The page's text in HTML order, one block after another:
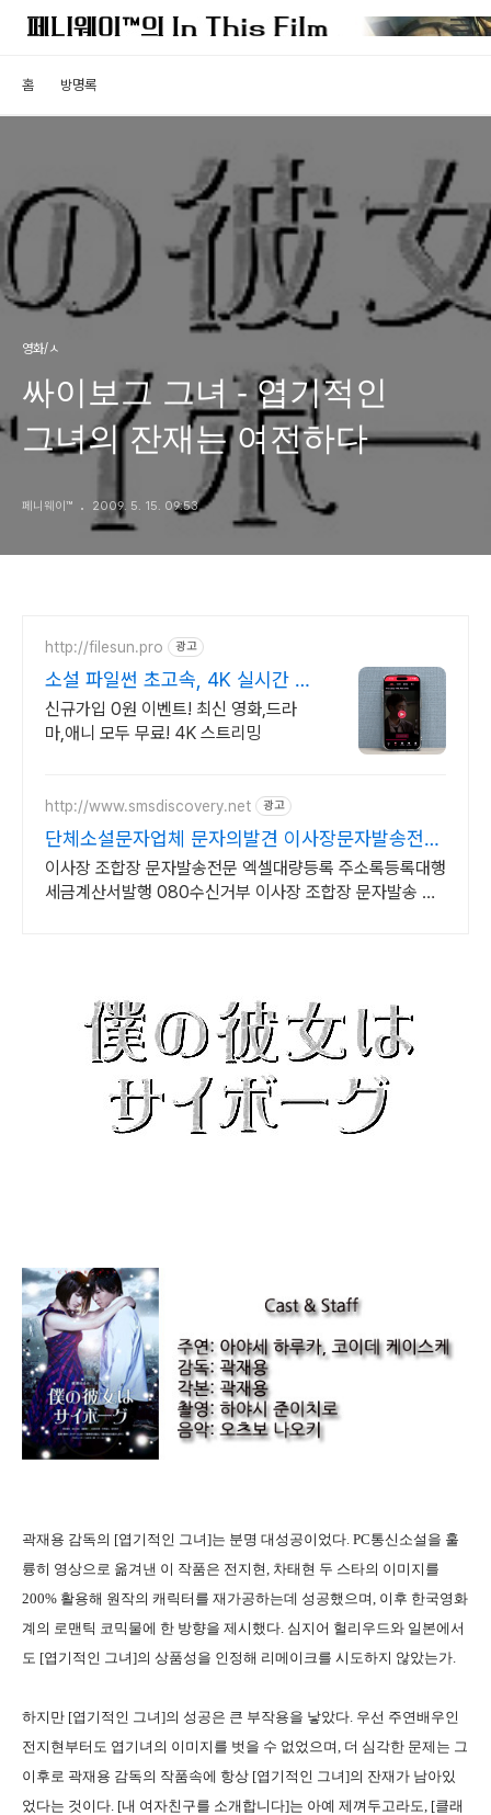
홈 방명록
영화/ㅅ
싸이보그 그녀 - 엽기적인
그녀의 잔재는 여전하다
페니웨이™ 2009. 5. 15. 09:53
http://filesun.pro 광고
소설 파일썬 초고속, 4K 실시간 보
기!
신규가입 0원 이벤트! 최신 영화,드라
마,애니 모두 무료! 4K 스트리밍
http://www.smsdiscovery.net 광고
단체소설문자업체 문자의발견 이사장문자발송전문
문자의발견
이사장 조합장 문자발송전문 엑셀대량등록 주소록등록대행
세금계산서발행 080수신거부 이사장 조합장 문자발송 전
곽재용 감독의 [엽기적인 그녀]는 분명 대성공이었다. PC통신소설을 훌
륭히 영상으로 옮겨낸 이 작품은 전지현, 차태현 두 스타의 이미지를
200% 활용해 원작의 캐릭터를 재가공하는데 성공했으며, 이후 한국영화
계의 로맨틱 코믹물에 한 방향을 제시했다. 심지어 헐리우드와 일본에서
도 [엽기적인 그녀]의 상품성을 인정해 리메이크를 시도하지 않았는가.
하지만 [엽기적인 그녀]의 성공은 큰 부작용을 낳았다. 우선 주연배우인
전지현부터도 엽기녀의 이미지를 벗을 수 없었으며, 더 심각한 문제는 그
이후로 곽재용 감독의 작품속에 항상 [엽기적인 그녀]의 잔재가 남아있
었다는 것이다. [내 여자친구를 소개합니다]는 아예 제껴두고라도, [클래